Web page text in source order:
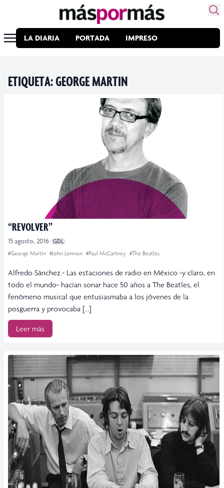
LA DIARIA PORTADA IMPRESO
ETIQUETA:GEORGE MARTIN
“REVOLVER”
15 agosto, 2016 GDL
#George Martin #John Lennon #Paul McCartney #The Beatles
Alfredo Sánchez.- Las estaciones de radio en México -y claro, en
todo el mundo- hacían sonar hace 50 años a The Beatles, el
fenómeno musical que entusiasmaba a los jóvenes de la
posguerra y provocaba […]
Leer más